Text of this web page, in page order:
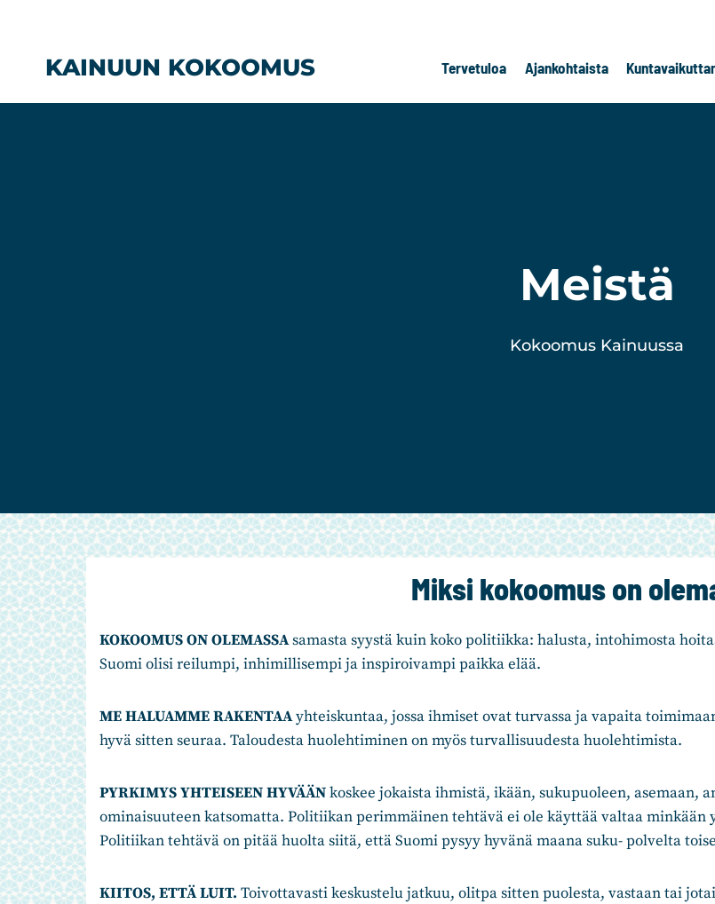
KAINUUN KOKOOMUS Tervetuloa Ajankohtaista
Meistä
Kokoomus Kainuussa
Miksi kokoomus on
KOKOOMUS ON OLEMASSAsamasta syystä kuin koko politiikka: halusta, intohimosta
Suomi olisi reilumpi, inhimillisempi ja inspiroivampi paikka elää.
ME HALUAMME RAKENTAAyhteiskuntaa, jossa ihmiset ovat turvassa ja vapaita
hyvä sitten seuraa. Taloudesta huolehtiminen on myös turvallisuudesta huolehtimista.
PYRKIMYS YHTEISEEN HYVÄÄNkoskee jokaista ihmistä, ikään, sukupuoleen,
ominaisuuteen katsomatta. Politiikan perimmäinen tehtävä ei ole käyttää valtaa
Politiikan tehtävä on pitää huolta siitä, että Suomi pysyy hyvänä maana suku- polvelta
KIITOS, ETTÄ LUIT. Toivottavasti keskustelu jatkuu, olitpa sitten puolesta, vastaan tai